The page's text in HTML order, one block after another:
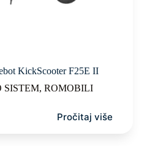
KickScooter F25E II
SISTEM, ROMOBILI
Pročitaj više